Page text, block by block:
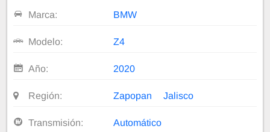
Marca: BMW
Modelo: Z4
Año: 2020
Región: Zapopan Jalisco
Transmisión: Automático